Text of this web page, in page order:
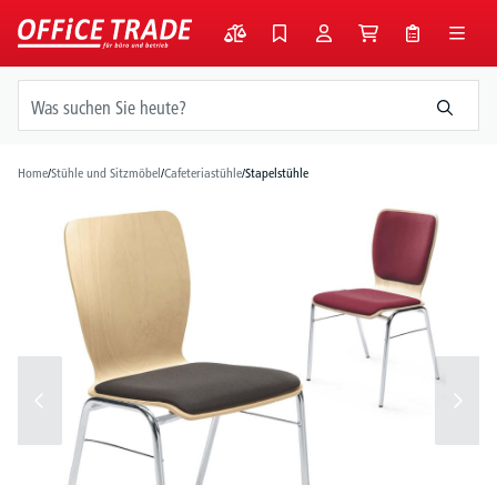
springen
Home/Stühle und Sitzmöbel/Cafeteriastühle/Stapelstühle
Bildergalerie überspringen